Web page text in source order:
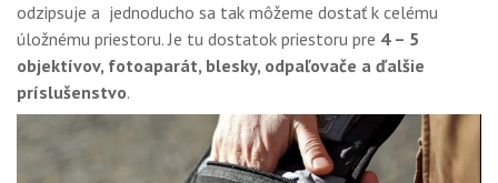
odzipsuje a jednoducho sa tak môžeme dostať k celému
úložnému priestoru. Je tu dostatok priestoru pre 4 – 5
objektívov, fotoaparát, blesky, odpaľovače a ďalšie
príslušenstvo.